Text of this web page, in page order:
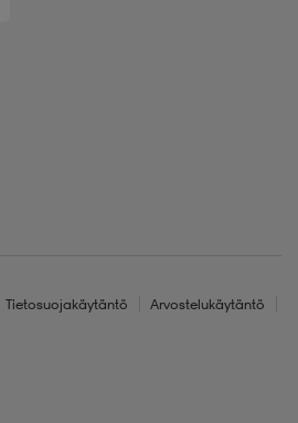
Tietosuojakäytäntö
Arvostelukäytäntö